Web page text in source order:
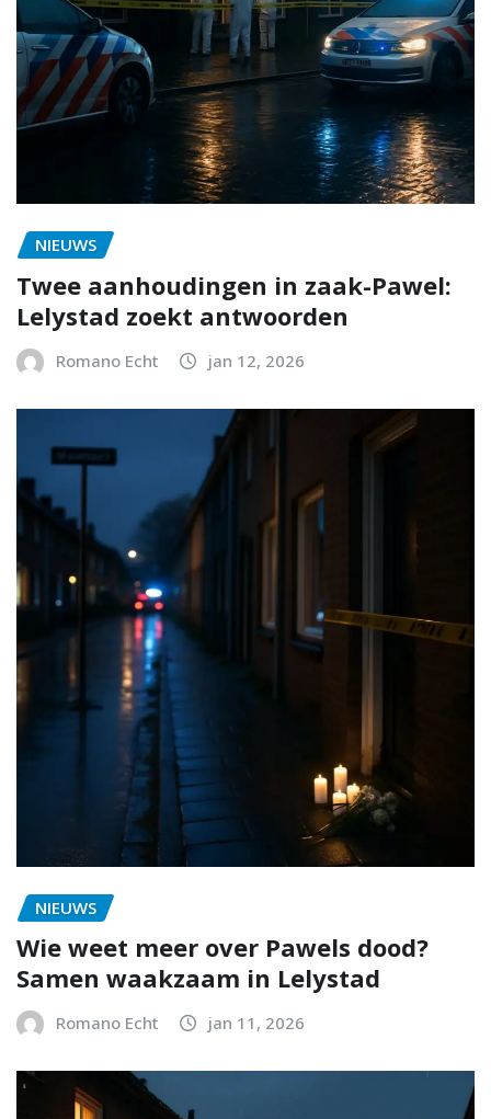
NIEUWS
Twee aanhoudingen in zaak-Pawel:
Lelystad zoekt antwoorden
Romano Echt jan 12, 2026
NIEUWS
Wie weet meer over Pawels dood?
Samen waakzaam in Lelystad
Romano Echt jan 11, 2026